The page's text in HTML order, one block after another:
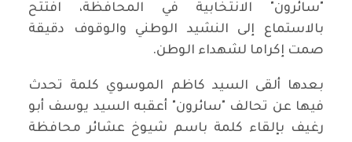
"سائرون" الانتخابية في المحافظة، افتتح
بالاستماع إلى النشيد الوطني والوقوف دقيقة
صمت إكراما لشهداء الوطن.
بعدها ألقى السيد كاظم الموسوي كلمة تحدث
فيها عن تحالف "سائرون" أعقبه السيد يوسف أبو
رغيف بإلقاء كلمة باسم شيوخ عشائر محافظة